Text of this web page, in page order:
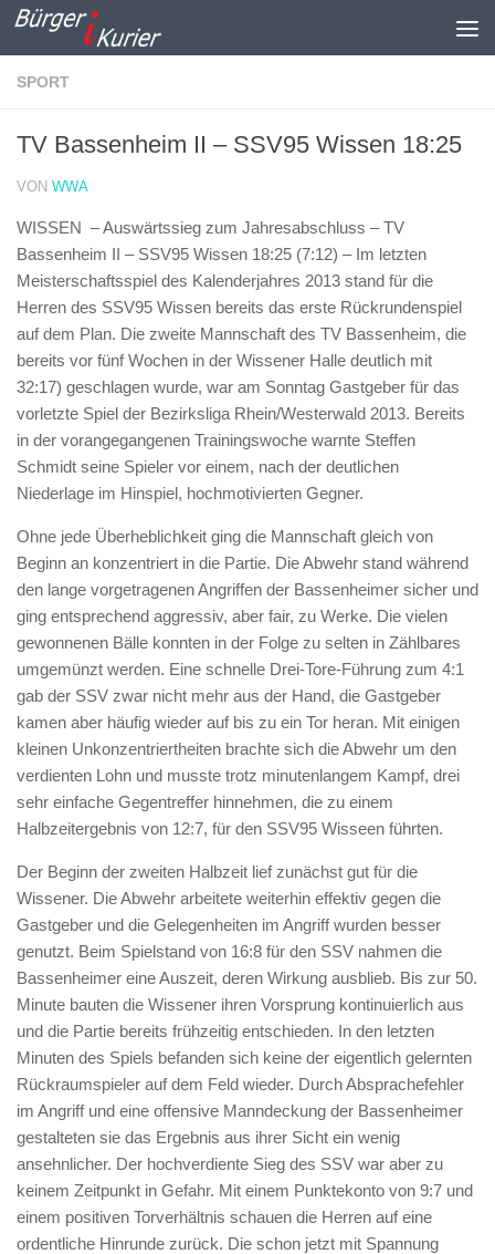
Zum Inhalt springen
SPORT
TV Bassenheim II – SSV95 Wissen 18:25
VON WWA
WISSEN – Auswärtssieg zum Jahresabschluss – TV
Bassenheim II – SSV95 Wissen 18:25 (7:12) – Im letzten
Meisterschaftsspiel des Kalenderjahres 2013 stand für die
Herren des SSV95 Wissen bereits das erste Rückrundenspiel
auf dem Plan. Die zweite Mannschaft des TV Bassenheim, die
bereits vor fünf Wochen in der Wissener Halle deutlich mit
32:17) geschlagen wurde, war am Sonntag Gastgeber für das
vorletzte Spiel der Bezirksliga Rhein/Westerwald 2013. Bereits
in der vorangegangenen Trainingswoche warnte Steffen
Schmidt seine Spieler vor einem, nach der deutlichen
Niederlage im Hinspiel, hochmotivierten Gegner.
Ohne jede Überheblichkeit ging die Mannschaft gleich von
Beginn an konzentriert in die Partie. Die Abwehr stand während
den lange vorgetragenen Angriffen der Bassenheimer sicher und
ging entsprechend aggressiv, aber fair, zu Werke. Die vielen
gewonnenen Bälle konnten in der Folge zu selten in Zählbares
umgemünzt werden. Eine schnelle Drei-Tore-Führung zum 4:1
gab der SSV zwar nicht mehr aus der Hand, die Gastgeber
kamen aber häufig wieder auf bis zu ein Tor heran. Mit einigen
kleinen Unkonzentriertheiten brachte sich die Abwehr um den
verdienten Lohn und musste trotz minutenlangem Kampf, drei
sehr einfache Gegentreffer hinnehmen, die zu einem
Halbzeitergebnis von 12:7, für den SSV95 Wisseen führten.
Der Beginn der zweiten Halbzeit lief zunächst gut für die
Wissener. Die Abwehr arbeitete weiterhin effektiv gegen die
Gastgeber und die Gelegenheiten im Angriff wurden besser
genutzt. Beim Spielstand von 16:8 für den SSV nahmen die
Bassenheimer eine Auszeit, deren Wirkung ausblieb. Bis zur 50.
Minute bauten die Wissener ihren Vorsprung kontinuierlich aus
und die Partie bereits frühzeitig entschieden. In den letzten
Minuten des Spiels befanden sich keine der eigentlich gelernten
Rückraumspieler auf dem Feld wieder. Durch Absprachefehler
im Angriff und eine offensive Manndeckung der Bassenheimer
gestalteten sie das Ergebnis aus ihrer Sicht ein wenig
ansehnlicher. Der hochverdiente Sieg des SSV war aber zu
keinem Zeitpunkt in Gefahr. Mit einem Punktekonto von 9:7 und
einem positiven Torverhältnis schauen die Herren auf eine
ordentliche Hinrunde zurück. Die schon jetzt mit Spannung